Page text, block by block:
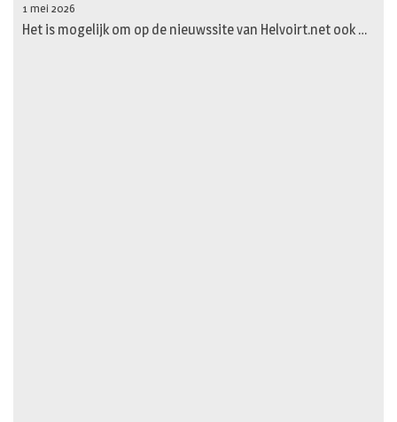
1 mei 2026
Het is mogelijk om op de nieuwssite van Helvoirt.net ook …